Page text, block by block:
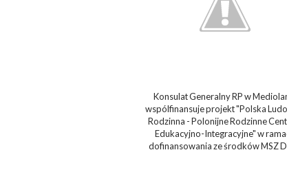
Konsulat Generalny RP w
wspólfinansuje projekt "Polska
Rodzinna - Polonijne Rodzinne
Edukacyjno-Integracyjne" w
dofinansowania ze środków MSZ